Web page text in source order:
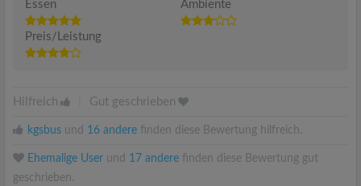
Essen Ambiente
Preis/Leistung
Hilfreich Gut geschrieben
kgsbus und 16 andere finden diese Bewertung hilfreich.
Ehemalige User und 17 andere finden diese Bewertung gut
geschrieben.